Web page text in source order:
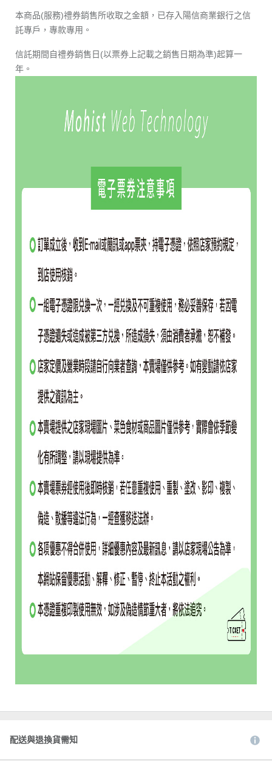
本商品(服務)禮券銷售所收取之金額，已存入陽信商業銀行之信
託專戶，專款專用。
信託期間自禮券銷售日(以票券上記載之銷售日期為準)起算一
年。
配送與退換貨需知